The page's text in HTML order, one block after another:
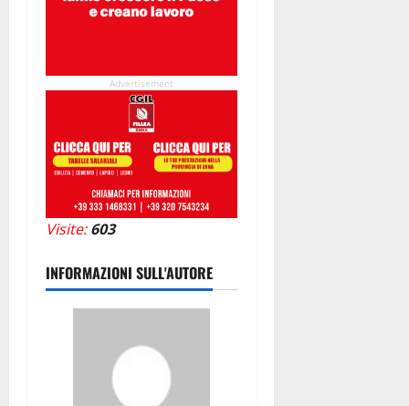
Advertisement
Visite: 603
INFORMAZIONI SULL'AUTORE